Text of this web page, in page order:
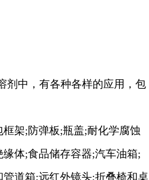
剂中，有各种各样的应用，包
架;防弹板;瓶盖;耐化学腐蚀
体;食品储存容器;汽车油箱;
道箱;远红外镜头;折叠椅和桌